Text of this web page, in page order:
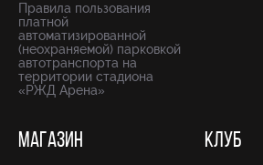
Правила пользования
платной
автоматизированной
(неохраняемой) парковкой
автотранспорта на
территории стадиона
«РЖД Арена»
МАГАЗИН КЛУБ